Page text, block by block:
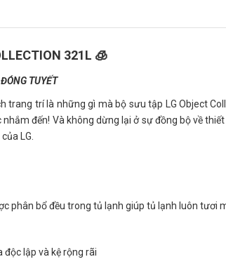
321L 🧊
TUYẾT
trang trí là những gì mà bộ sưu tập LG Object
đến! Và không dừng lại ở sự đồng bộ về
LG.
phân bổ đều trong tủ lạnh giúp tủ lạnh luôn tươi
lập và kệ rộng rãi